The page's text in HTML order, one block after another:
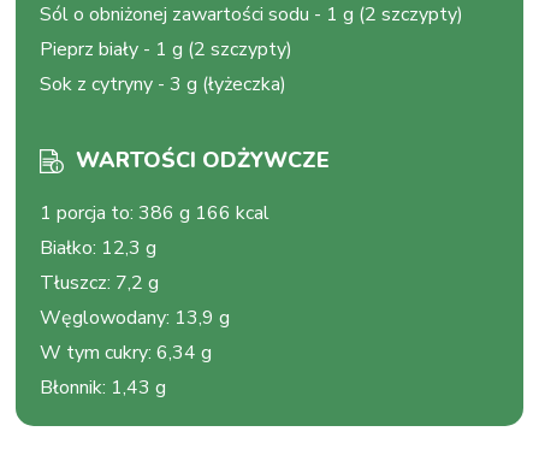
Sól o obniżonej zawartości sodu - 1 g (2 szczypty)
Pieprz biały - 1 g (2 szczypty)
Sok z cytryny -3 g (łyżeczka)
WARTOŚCI ODŻYWCZE
1 porcja to:386 g 166 kcal
Białko: 12,3 g
Tłuszcz: 7,2 g
Węglowodany: 13,9 g
W tym cukry:6,34 g
Błonnik: 1,43 g